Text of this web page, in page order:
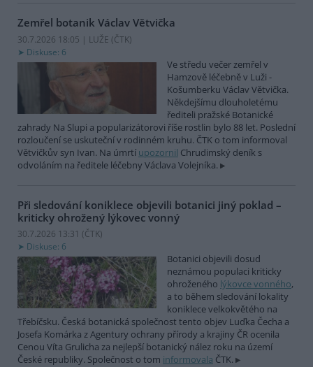
Zemřel botanik Václav Větvička
30.7.2026 18:05 | LUŽE (ČTK)
Diskuse: 6
Ve středu večer zemřel v
Hamzově léčebně v Luži -
Košumberku Václav Větvička.
Někdejšímu dlouholetému
řediteli pražské Botanické
zahrady Na Slupi a popularizátorovi říše rostlin bylo 88 let. Poslední
rozloučení se uskuteční v rodinném kruhu. ČTK o tom informoval
Větvičkův syn Ivan. Na úmrtí upozornil Chrudimský deník s
odvoláním na ředitele léčebny Václava Volejníka.
Při sledování koniklece objevili botanici jiný poklad –
kriticky ohrožený lýkovec vonný
30.7.2026 13:31 (ČTK)
Diskuse: 6
Botanici objevili dosud
neznámou populaci kriticky
ohroženého lýkovce vonného,
a to během sledování lokality
koniklece velkokvětého na
Třebíčsku. Česká botanická společnost tento objev Luďka Čecha a
Josefa Komárka z Agentury ochrany přírody a krajiny ČR ocenila
Cenou Víta Grulicha za nejlepší botanický nález roku na území
České republiky. Společnost o tom informovala ČTK.